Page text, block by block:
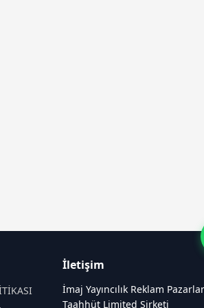
İletişim
İmaj Yayıncılık Reklam
Taahhüt Limited Şirketi